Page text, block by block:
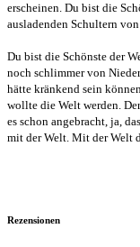
erscheinen. Du bist die
ausladenden Schultern
Du bist die Schönste der
noch schlimmer von
hätte kränkend sein
wollte die Welt werden.
es schon angebracht, ja,
mit der Welt. Mit der Welt
Rezensionen